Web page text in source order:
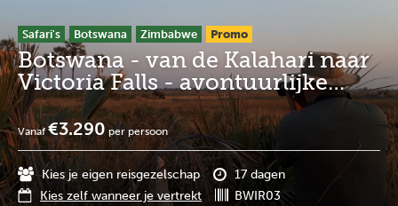
Safari's Botswana Zimbabwe Promo
Botswana - van de Kalahari naar
Victoria Falls - avontuurlijke
kampeersafari
Vanaf€3.290 per persoon
Kies je eigen reisgezelschap
17 dagen
Kies zelf wanneer je vertrekt
BWIR03